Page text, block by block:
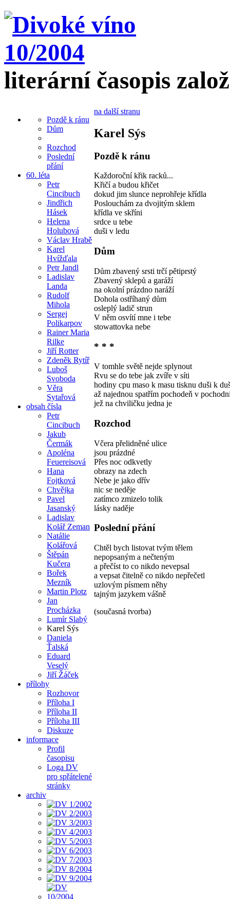
literární časopis
Pozdě k ránu
Dům
Rozchod
Poslední
přání
60. léta
Petr
Cincibuch
Jindřich
Hásek
Helena
Holubová
Václav Hrabě
Karel
Hvížďala
Petr Jandl
Ladislav
Landa
Rudolf
Mihola
Sergej
Polikarpov
Rainer Maria
Rilke
Jiří Rotter
Zdeněk Rytíř
Luboš
Svoboda
Věra
Sytařová
obsah čísla
Petr
Cincibuch
Jakub
Čermák
Apoléna
Feuereisová
Hana
Fojtková
Chvějka
Pavel
Jasanský
Ladislav
Kolář Zeman
Natálie
Kolářová
Štěpán
Kučera
Bořek
Mezník
Martin Plotz
Jan
Procházka
Lumír Slabý
Karel Sýs
Daniela
Ťalská
Eduard
Veselý
Jiří Žáček
přílohy
Rozhovor
Příloha I
Příloha II
Příloha III
Diskuze
informace
Profil
časopisu
Loga DV
pro spřátelené
stránky
archiv
na další stranu
Karel Sýs
Pozdě k ránu
Každoroční křik racků...
Křičí a budou křičet
dokud jim slunce neprohřeje křídla
Poslouchám za dvojitým sklem
křídla ve skříni
srdce u tebe
duši v ledu
Dům
Dům zbavený srsti trčí pětiprstý
Zbavený sklepů a garáží
na okolní prázdno naráží
Dohola ostříhaný dům
osleplý ladič strun
V něm osvítí mne i tebe
stowattovka nebe
* * *
V tomhle světě nejde splynout
Rvu se do tebe jak zvíře v síti
hodiny cpu maso k masu tisknu duši k
až najednou spatřím pochodeň v
jež na chviličku jedna je
Rozchod
Včera přelidněné ulice
jsou prázdné
Přes noc odkvetly
obrazy na zdech
Nebe je jako dřív
nic se neděje
zatímco zmizelo tolik
lásky naděje
Poslední přání
Chtěl bych listovat tvým tělem
nepopsaným a nečteným
a přečíst to co nikdo nevepsal
a vepsat čitelně co nikdo nepřečetl
uzlovým písmem něhy
tajným jazykem vášně
(současná tvorba)